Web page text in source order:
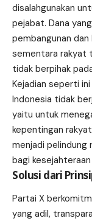
disalahgunakan
pejabat. Dana
pembangunan
sementara rakyat
tidak berpihak
Kejadian seperti
Indonesia tidak
yaitu untuk
kepentingan
menjadi pelindung
bagi
Solusi dari
Partai X
yang adil,